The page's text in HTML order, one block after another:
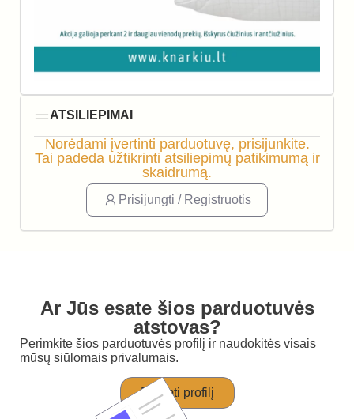
ATSILIEPIMAI
Norėdami įvertinti parduotuvę, prisijunkite.
Tai padeda užtikrinti atsiliepimų patikimumą ir
skaidrumą.
Prisijungti / Registruotis
Ar Jūs esate šios parduotuvės
atstovas?
Perimkite šios parduotuvės profilį ir naudokitės visais
mūsų siūlomais privalumais.
Perimti profilį